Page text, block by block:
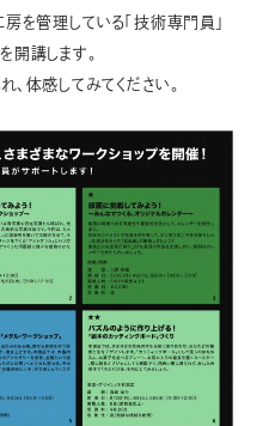
を管理している「技術専門員」
開講します。
体感してみてください。